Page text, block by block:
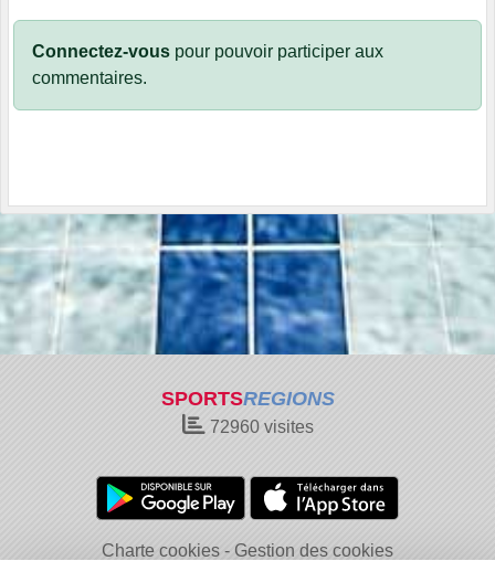
Connectez-vous pour pouvoir participer aux
commentaires.
SPORTSREGIONS
72960visites
Charte cookies Gestion des cookies